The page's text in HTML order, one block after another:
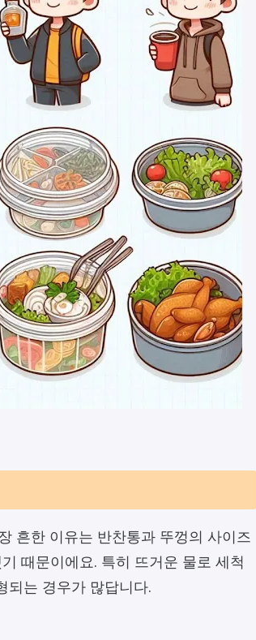
흔한 이유는 반찬통과 뚜껑의 사이즈
때문이에요. 특히 뜨거운 물로 세척
되는 경우가 많답니다.